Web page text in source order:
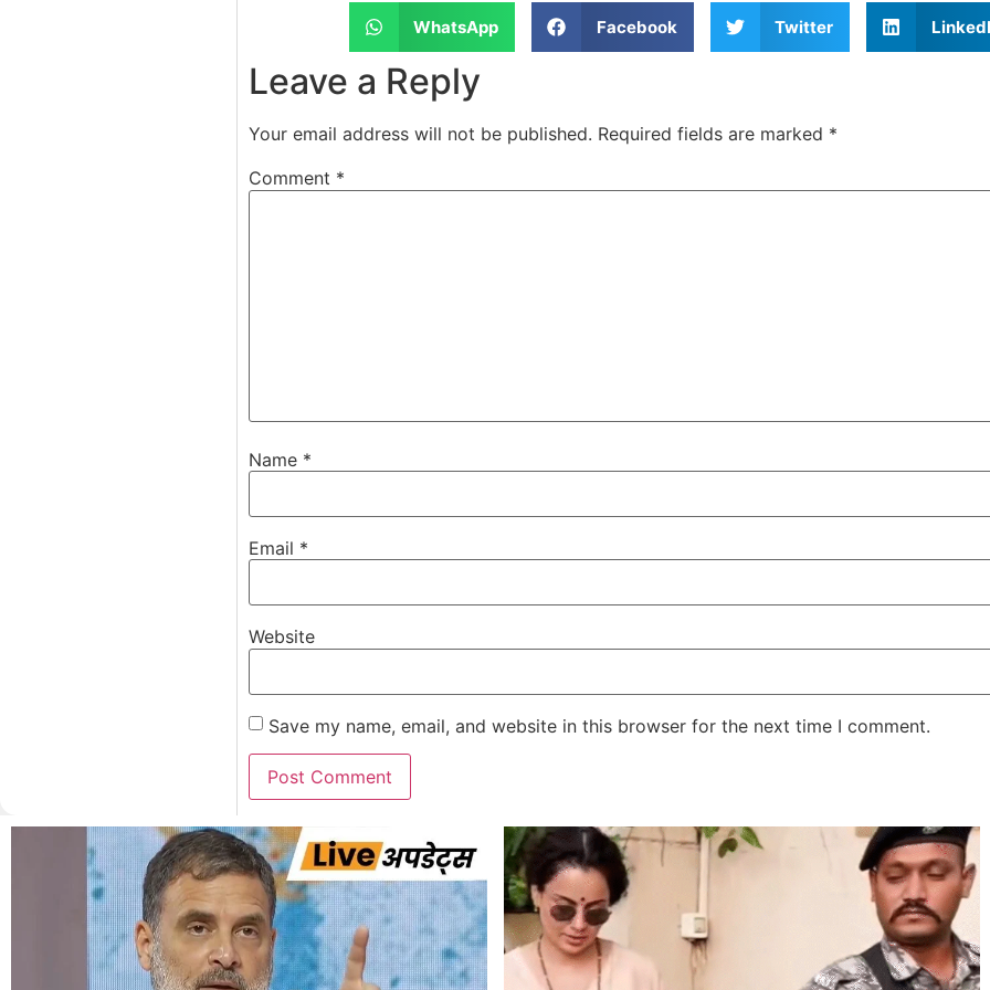
WhatsApp Facebook Twitter
Leave a Reply
Your email address will not be published. Required fields are marked *
Comment *
Name *
Email *
Website
Save my name, email, and website in this browser for the next time I comment.